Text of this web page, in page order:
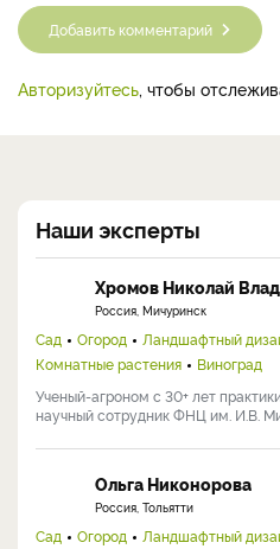
Добавить комментарий
Авторизуйтесь, чтобы
Наши эксперты
Хромов Николай
Россия, Мичуринск
Сад Огород Ландшафтный
Комнатные растения
Виноград
Ученый-агроном с 30+ лет
научный сотрудник ФНЦ им. И.В.
Ольга Никонорова
Россия, Тольятти
Сад Огород Ландшафтный